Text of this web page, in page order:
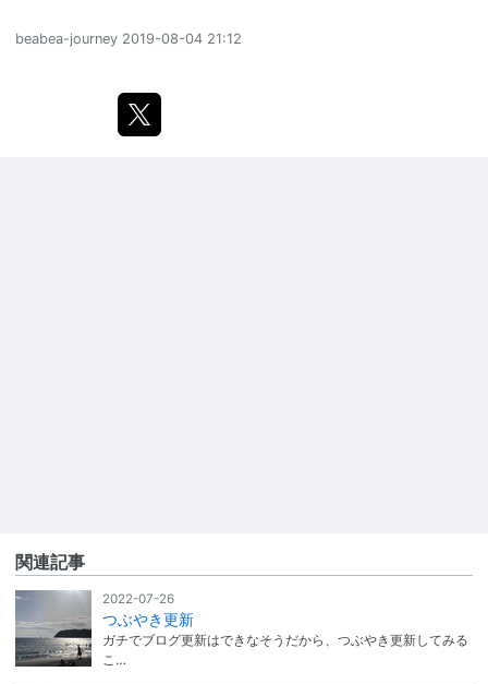
beabea-journey 2019-08-04 21:12
関連記事
2022-07-26
つぶやき更新
ガチでブログ更新はできなそうだから、つぶやき更新してみる
こ…